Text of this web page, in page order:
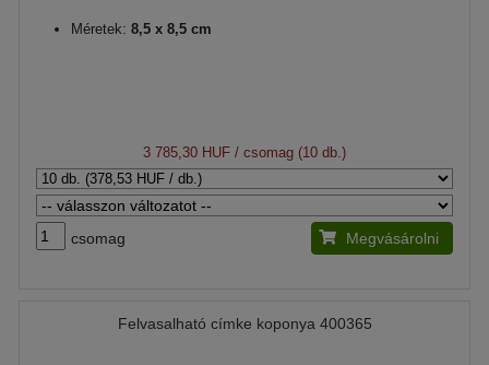
Méretek: 8,5 x 8,5 cm
3 785,30 HUF / csomag (10 db.)
csomag Megvásárolni
Felvasalható címke koponya 400365